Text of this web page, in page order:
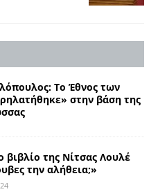
Το Έθνος των
στην βάση της
βιβλίο της Νίτσας Λουλέ
την αλήθεια;»